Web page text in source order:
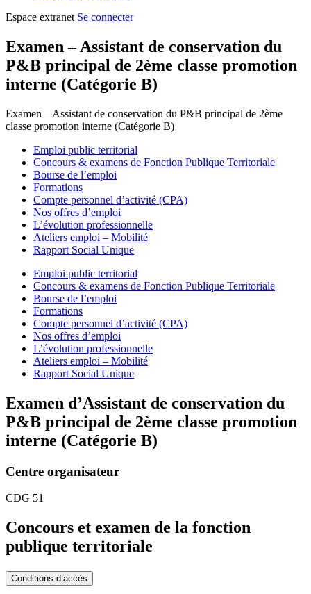
Espace extranet Se connecter
Examen – Assistant de conservation du
P&B principal de 2ème classe promotion
interne (Catégorie B)
Examen – Assistant de conservation du P&B principal de 2ème
classe promotion interne (Catégorie B)
Emploi public territorial
Concours & examens de Fonction Publique Territoriale
Bourse de l’emploi
Formations
Compte personnel d’activité (CPA)
Nos offres d’emploi
L’évolution professionnelle
Ateliers emploi – Mobilité
Rapport Social Unique
Emploi public territorial
Concours & examens de Fonction Publique Territoriale
Bourse de l’emploi
Formations
Compte personnel d’activité (CPA)
Nos offres d’emploi
L’évolution professionnelle
Ateliers emploi – Mobilité
Rapport Social Unique
Examen d’Assistant de conservation du
P&B principal de 2ème classe promotion
interne (Catégorie B)
Centre organisateur
CDG 51
Concours et examen de la fonction
publique territoriale
Conditions d’accès